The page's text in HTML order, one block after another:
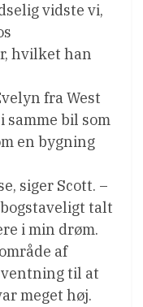
vidste vi,
hvilket han
fra West
samme bil som
en bygning
siger Scott. –
talt
i min drøm.
af
til at
meget høj.